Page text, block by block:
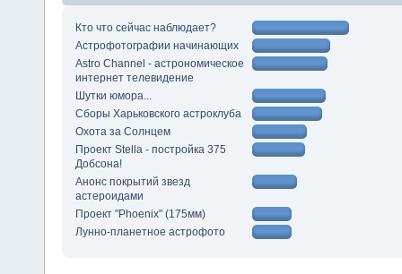
Кто что сейчас наблюдает?
Астрофотографии начинающих
Astro Channel - астрономическое
интернет телевидение
Шутки юмора...
Сборы Харьковского астроклуба
Охота за Солнцем
Проект Stella - постройка 375
Добсона!
Анонс покрытий звезд
астероидами
Проект "Phoenix" (175мм)
Лунно-планетное астрофото